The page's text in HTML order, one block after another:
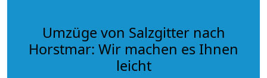
Umzüge von Salzgitter nach
Horstmar: Wir machen es Ihnen
leicht